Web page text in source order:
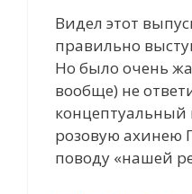
Видел этот
правильно
Но было очень
вообще) не
розовую ахинею
поводу «нашей